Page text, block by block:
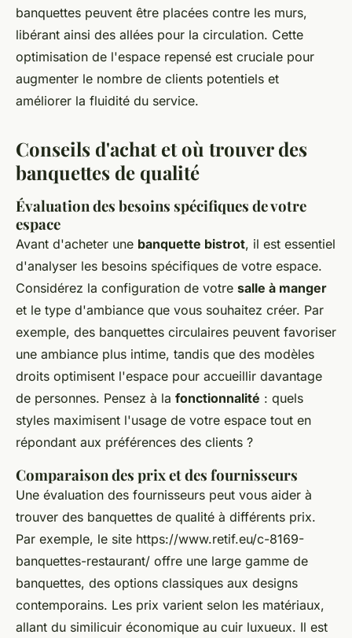
banquettes peuvent être placées contre les murs,
libérant ainsi des allées pour la circulation. Cette
optimisation de l'espace repensé est cruciale pour
augmenter le nombre de clients potentiels et
améliorer la fluidité du service.
Conseils d'achat et où trouver des
banquettes de qualité
Évaluation des besoins spécifiques de votre
espace
Avant d'acheter une banquette bistrot, il est essentiel
d'analyser les besoins spécifiques de votre espace.
Considérez la configuration de votre salle à manger
et le type d'ambiance que vous souhaitez créer. Par
exemple, des banquettes circulaires peuvent favoriser
une ambiance plus intime, tandis que des modèles
droits optimisent l'espace pour accueillir davantage
de personnes. Pensez à la fonctionnalité : quels
styles maximisent l'usage de votre espace tout en
répondant aux préférences des clients ?
Comparaison des prix et des fournisseurs
Une évaluation des fournisseurs peut vous aider à
trouver des banquettes de qualité à différents prix.
Par exemple, le site https://www.retif.eu/c-8169-
banquettes-restaurant/ offre une large gamme de
banquettes, des options classiques aux designs
contemporains. Les prix varient selon les matériaux,
allant du similicuir économique au cuir luxueux. Il est